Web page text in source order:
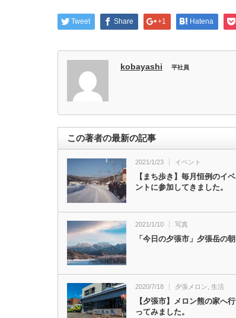
Tweet Share +1 Hatena
kobayashi 平社員
この著者の最新の記事
2021/1/23 イベント
【まち歩き】毎月恒例のイベ
ントに参加してきました。
2021/1/10 写真
「今日の夕張市」夕張岳の朝
2020/7/18 夕張メロン 生活
【夕張市】メロン熊の家へ行
ってみました。